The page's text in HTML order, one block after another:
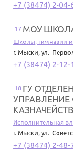
+7 (38474) 2-04-
17 МОУ
Школы, гимназии
г. Мыски, ул.
+7 (38474) 2-12-
18 ГУ
УПРАВЛЕНИЕ
Исполнительная
г. Мыски, ул.
+7 (38474) 2-48-